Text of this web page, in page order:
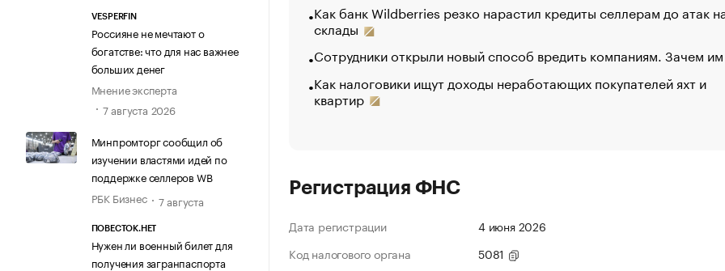
VESPERFIN
Россияне не мечтают о
богатстве: что для нас важнее
больших денег
Мнение эксперта
7 августа 2026
Минпромторг сообщил об
изучении властями идей по
поддержке селлеров WB
РБК Бизнес
7 августа
ПОВЕСТОК.НЕТ
Нужен ли военный билет для
получения загранпаспорта
Как банк Wildberries резко нарастил кредиты селлерам до атак
склады
Сотрудники открыли новый способ вредить компаниям. Зачем
Как налоговики ищут доходы неработающих покупателей яхт и
квартир
Регистрация ФНС
Дата регистрации
4 июня 2026
Код налогового органа
5081